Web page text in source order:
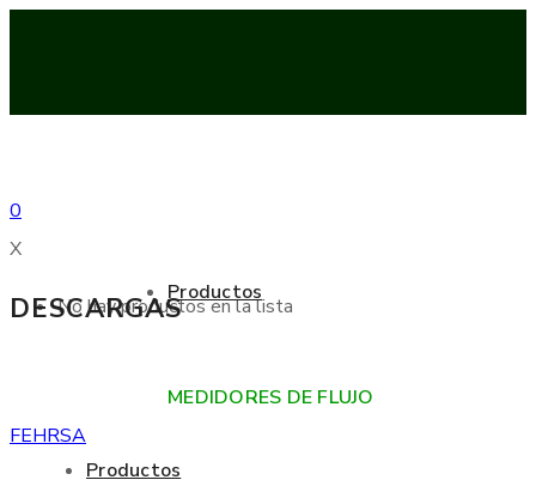
0
X
No hay productos en la lista
Productos
Productos
MEDIDORES DE FLUJO
DESCARGAS
FEHRSA